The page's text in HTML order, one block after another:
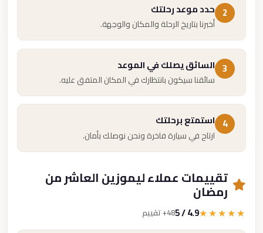
2 حدد موعد رحلتك
أخبرنا بتاريخ الرحلة والمكان والوجهة.
3 السائق يصلك في الموعد
سائقنا سيكون بانتظارك في المكان المتفق عليه.
4 استمتع برحلتك
ارتاح في سيارة فاخرة ونحن نوصلك بأمان.
تقييمات عملاء ليموزين العاشر من
رمضان
★★★★★
4.9 / 5 48+ تقييم